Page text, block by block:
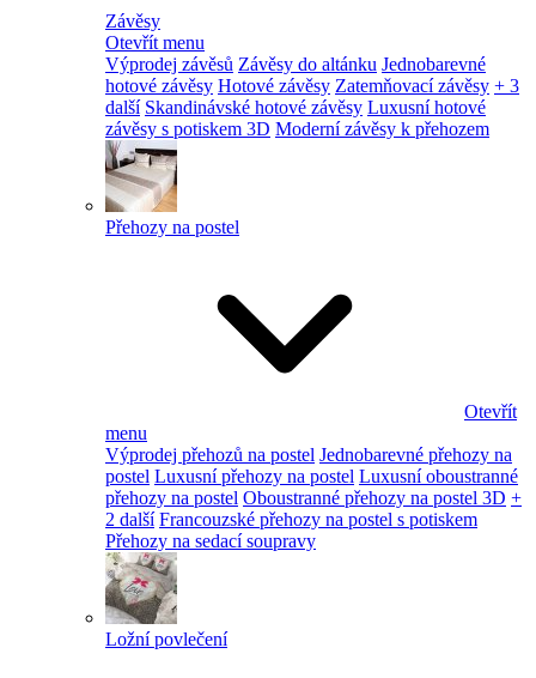
Závěsy
Otevřít menu
Výprodej závěsů Závěsy do altánku Jednobarevné
hotové závěsy Hotové závěsy Zatemňovací závěsy + 3
další Skandinávské hotové závěsy Luxusní hotové
závěsy s potiskem 3D Moderní závěsy k přehozem
Přehozy na postel
Otevřít
menu
Výprodej přehozů na postel Jednobarevné přehozy na
postel Luxusní přehozy na postel Luxusní oboustranné
přehozy na postel Oboustranné přehozy na postel 3D +
2 další Francouzské přehozy na postel s potiskem
Přehozy na sedací soupravy
Ložní povlečení